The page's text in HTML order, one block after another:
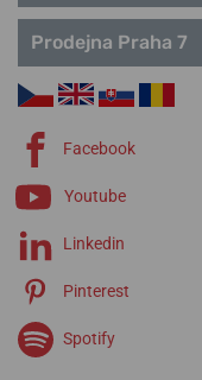
Prodejna Praha 7
Facebook
Youtube
Linkedin
Pinterest
Spotify